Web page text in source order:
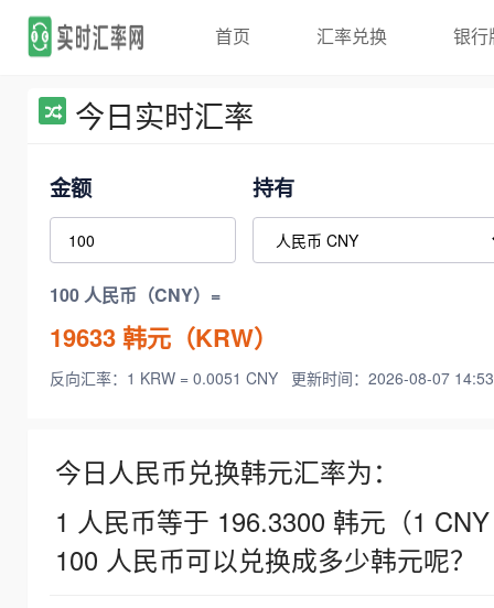
首页 汇率兑换 银行
今日实时汇率
金额 持有
100 人民币（CNY）=
19633韩元（KRW）
反向汇率：1 KRW = 0.0051 CNY 更新时间：2026-08-07
今日人民币兑换韩元汇率为：
1 人民币等于 196.3300 韩元（1
100 人民币可以兑换成多少韩元呢？